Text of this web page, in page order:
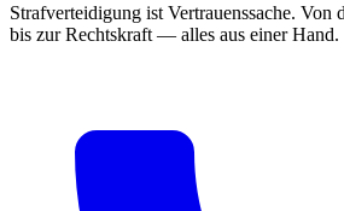
Strafverteidigung ist Vertrauenssache. Von
bis zur Rechtskraft — alles aus einer Hand.